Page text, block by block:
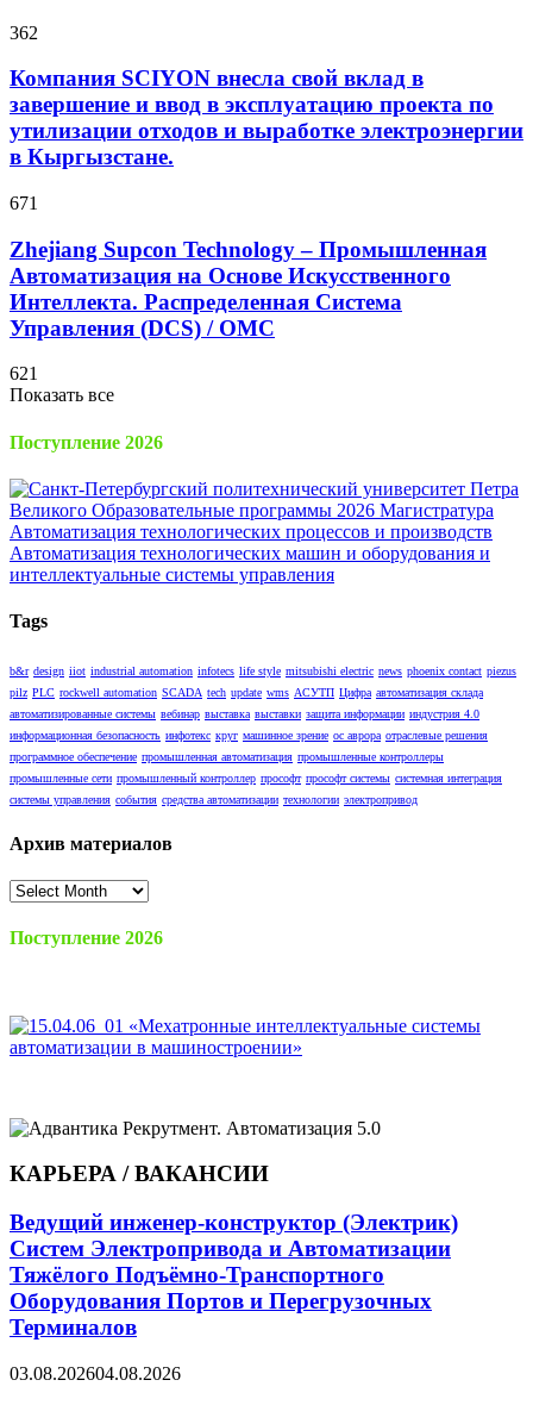
362
Компания SCIYON внесла свой вклад в
завершение и ввод в эксплуатацию проекта по
утилизации отходов и выработке электроэнергии
в Кыргызстане.
671
Zhejiang Supcon Technology – Промышленная
Автоматизация на Основе Искусственного
Интеллекта. Распределенная Cистема
Управления (DCS) / OMC
621
Показать все
Поступление 2026
Tags
b&r design iiot industrial automation infotecs life style mitsubishi electric news phoenix contact piezus
pilz PLC rockwell automation SCADA tech update wms АСУТП Цифра автоматизация склада
автоматизированные системы вебинар выставка выставки защита информации индустрия 4.0
информационная безопасность инфотекс круг машинное зрение ос аврора отраслевые решения
программное обеспечение промышленная автоматизация промышленные контроллеры
промышленные сети промышленный контроллер прософт прософт системы системная интеграция
системы управления события средства автоматизации технологии электропривод
Архив материалов
Архив
Поступление 2026
КАРЬЕРА / ВАКАНСИИ
Ведущий инженер-конструктор (Электрик)
Систем Электропривода и Автоматизации
Тяжёлого Подъёмно-Транспортного
Оборудования Портов и Перегрузочных
Терминалов
03.08.202604.08.2026